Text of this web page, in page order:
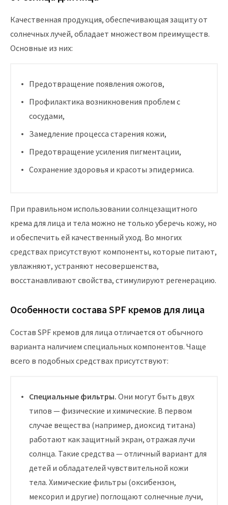
Качественная продукция, обеспечивающая защиту от
солнечных лучей, обладает множеством преимуществ.
Основные из них:
Предотвращение появления ожогов,
Профилактика возникновения проблем с
сосудами,
Замедление процесса старения кожи,
Предотвращение усиления пигментации,
Сохранение здоровья и красоты эпидермиса.
При правильном использовании солнцезащитного
крема для лица и тела можно не только уберечь кожу, но
и обеспечить ей качественный уход. Во многих
средствах присутствуют компоненты, которые питают,
увлажняют, устраняют несовершенства,
восстанавливают свойства, стимулируют регенерацию.
Особенности состава SPF кремов для лица
Состав SPF кремов для лица отличается от обычного
варианта наличием специальных компонентов. Чаще
всего в подобных средствах присутствуют:
Специальные фильтры. Они могут быть двух
типов — физические и химические. В первом
случае вещества (например, диоксид титана)
работают как защитный экран, отражая лучи
солнца. Такие средства — отличный вариант для
детей и обладателей чувствительной кожи
тела. Химические фильтры (оксибензон,
мексорил и другие) поглощают солнечные лучи,